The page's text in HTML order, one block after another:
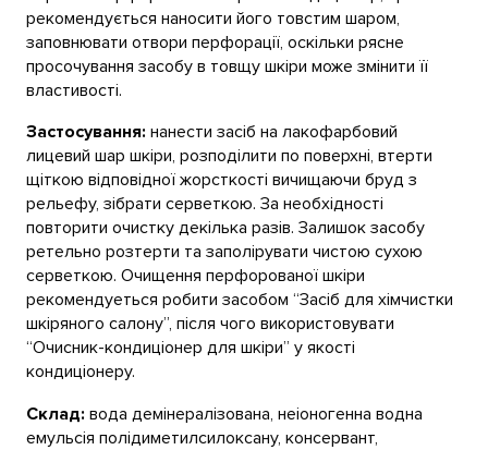
рекомендується наносити його товстим шаром,
заповнювати отвори перфорації, оскільки рясне
просочування засобу в товщу шкіри може змінити її
властивості.
Застосування: нанести засіб на лакофарбовий
лицевий шар шкіри, розподілити по поверхні, втерти
щіткою відповідної жорсткості вичищаючи бруд з
рельефу, зібрати серветкою. За необхідності
повторити очистку декілька разів. Залишок засобу
ретельно розтерти та заполірувати чистою сухою
серветкою. Очищення перфорованої шкіри
рекомендуеться робити засобом “Засіб для хімчистки
шкіряного салону”, після чого використовувати
“Очисник-кондиціонер для шкіри” у якості
кондиціонеру.
Склад: вода демінералізована, неіоногенна водна
емульсія полідиметилсилоксану, консервант,